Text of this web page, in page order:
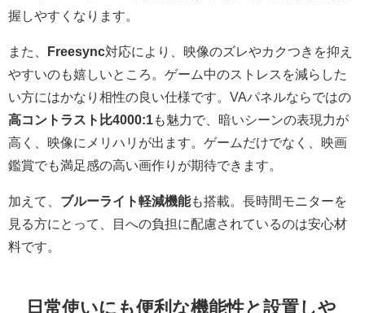
握しやすくなります。
また、 Freesync対応により、映像のズレやカクつきを抑え
やすいのも嬉しいところ。ゲーム中のストレスを減らした
い方にはかなり相性の良い仕様です。VAパネルならではの
高コントラスト比4000:1 も魅力で、暗いシーンの表現力が
高く、映像にメリハリが出ます。ゲームだけでなく、映画
鑑賞でも満足感の高い画作りが期待できます。
加えて、 ブルーライト軽減機能も搭載。長時間モニターを
見る方にとって、目への負担に配慮されているのは安心材
料です。
日常使いにも便利な機能性と設置しや